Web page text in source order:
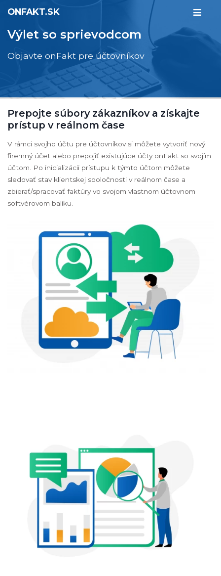
ONFAKT.SK
Výlet so sprievodcom
Objavte onFakt pre účtovníkov
Prepojte súbory zákazníkov a získajte
prístup v reálnom čase
V rámci svojho účtu pre účtovníkov si môžete vytvoriť nový
firemný účet alebo prepojiť existujúce účty onFakt so svojím
účtom. Po inicializácii prístupu k týmto účtom môžete
sledovať stav klientskej spoločnosti v reálnom čase a
zbierať/spracovať faktúry vo svojom vlastnom účtovnom
softvérovom balíku.